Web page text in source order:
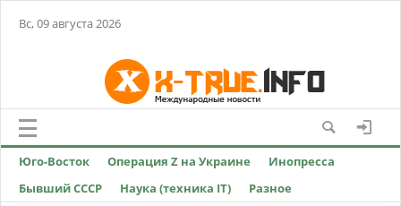
Вс, 09 августа 2026
Юго-Восток Операция Z на Украине
Инопресса
Бывший СССР
Наука (техника IT) Разное